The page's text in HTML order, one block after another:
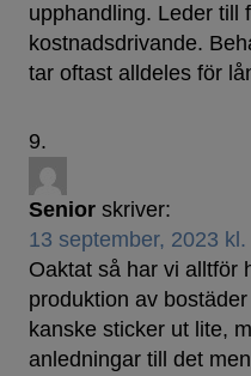
upphandling. Leder till
kostnadsdrivande.
tar oftast alldeles för
Senior skriver:
13 september, 2023 kl.
Oaktat så har vi alltför
produktion av
kanske sticker ut lite,
anledningar till det